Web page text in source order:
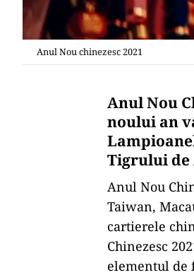
Anul Nou chinezesc 2021
Anul Nou
noului an
Tigrului de
Anul Nou
Taiwan,
cartierele
Chinezesc
elementul de